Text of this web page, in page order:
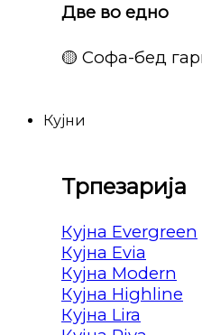
Две во едно
🟡 Софа-бед
Кујни
Трпезарија
Кујна Evergreen
Кујна Evia
Кујна Modern
Кујна Highline
Кујна Lira